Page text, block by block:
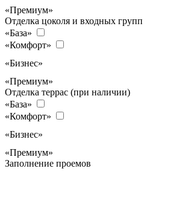
«Премиум»
Отделка цоколя и входных групп
«База»
«Комфорт»
«Бизнес»
«Премиум»
Отделка террас (при наличии)
«База»
«Комфорт»
«Бизнес»
«Премиум»
Заполнение проемов